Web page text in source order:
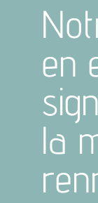
en
la